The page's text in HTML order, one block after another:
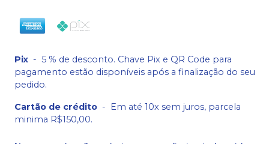
Pix - 5 % de desconto. Chave Pix e QR Code para
pagamento estão disponíveis após a finalização do seu
pedido.
Cartão de crédito - Em até 10x sem juros, parcela
minima R$150,00.